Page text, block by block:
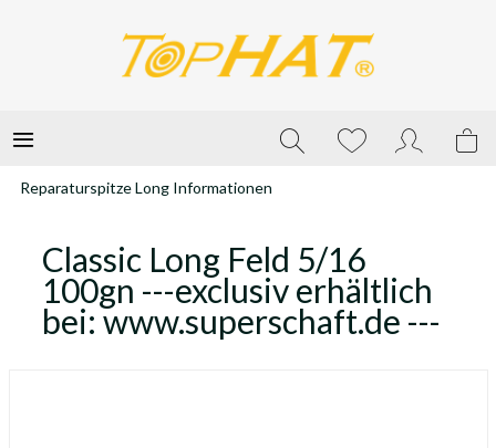
Reparaturspitze Long Informationen
Classic Long Feld 5/16
100gn ---exclusiv erhältlich
bei: www.superschaft.de ---